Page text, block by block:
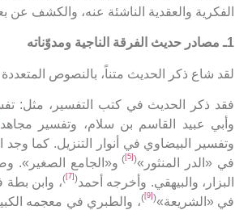
الفكرية والعقدية الناشئة عنه، والكشف
1ـ مصادر حديث الفرقة الناجية ومدوّناته
لقد شاع ذكر الحديث متناً، بالنصوص
فقد ذكر الحديث في كتب التفسير، مثل:
وأبي عبيد القاسم بن سلام، وتفسير مجاهد
وتفسير البيضاوي في أنوار التنزيل. كما
في «الدر المنثور»(
[5]
) و«الجامع الصغير».
البزار، والبيهقي. وأخرجه أحمد(
[7]
)، وابن بطة
في «الشريعة»(
[9]
)، والطبري في معجمه